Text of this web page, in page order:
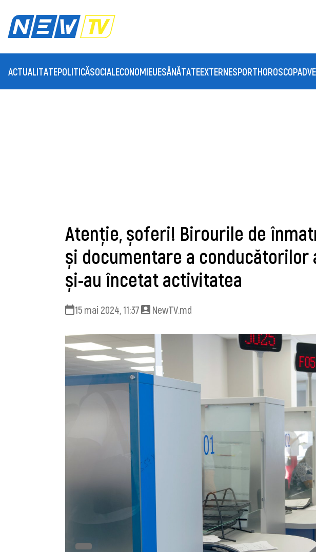
ACTUALITATEPOLITICĂSOCIAL ECONOMIEUESĂNĂTATEEXTERNESPORTHOROSCOP
Atenție, șoferi! Birourile de
și documentare a
și-au încetat activitatea
15 mai 2024, 11:37 NewTV.md